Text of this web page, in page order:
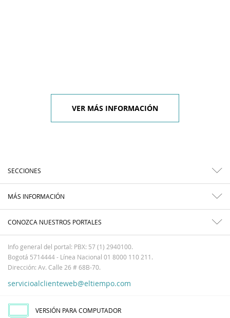
VER MÁS INFORMACIÓN
SECCIONES
MÁS INFORMACIÓN
CONOZCA NUESTROS PORTALES
Info general del portal: PBX: 57 (1) 2940100.
Bogotá 5714444 - Línea Nacional 01 8000 110 211.
Dirección: Av. Calle 26 # 68B-70.
servicioalclienteweb@eltiempo.com
VERSIÓN PARA COMPUTADOR